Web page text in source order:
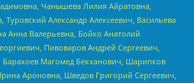
Чанышева Лилия Айратовна,
Александр Алексеевич, Васильева
Анна Валерьевна, Бойко Анатолий
Пивоваров Андрей Сергеевич,
Барахоев Магомед Бекханович, Шарипков
Ароновна, Шведов Григорий Сергеевич,